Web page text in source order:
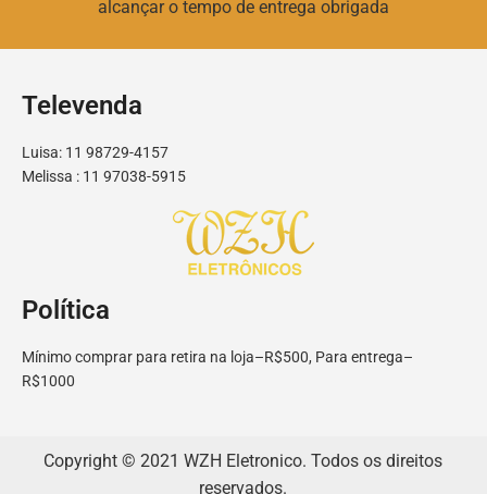
alcançar o tempo de entrega obrigada
Televenda
Luisa: 11 98729-4157
Melissa : 11 97038-5915
Política
Mínimo comprar para retira na loja–R$500, Para entrega–
R$1000
Copyright © 2021 WZH Eletronico. Todos os direitos
reservados.